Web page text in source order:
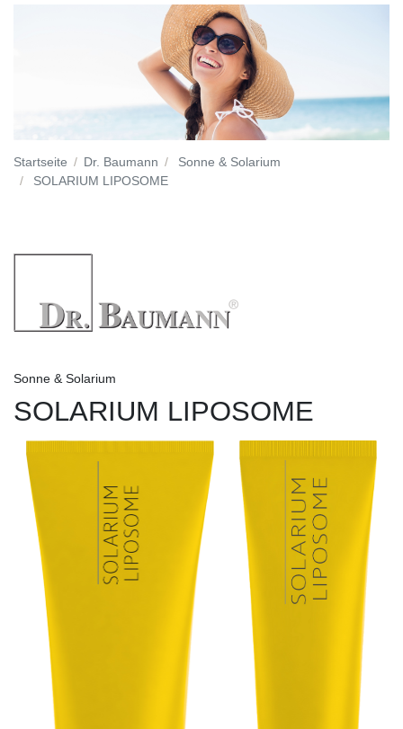
Startseite Dr. Baumann
Sonne & Solarium
SOLARIUM LIPOSOME
Sonne & Solarium
SOLARIUM LIPOSOME